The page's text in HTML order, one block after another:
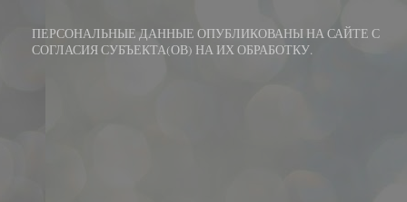
ПЕРСОНАЛЬНЫЕ ДАННЫЕ ОПУБЛИКОВАНЫ НА САЙТЕ С
СОГЛАСИЯ СУБЪЕКТА(ОВ) НА ИХ ОБРАБОТКУ.